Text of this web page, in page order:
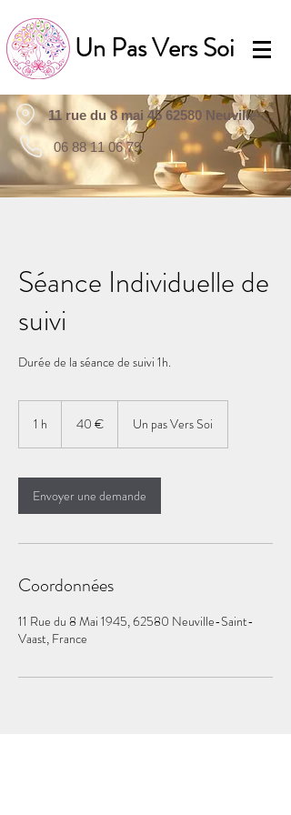
Un Pas Vers Soi
11 rue du 8 mai 45 62580 Neuville-Saint-Vaast
06 88 11 06 79
Séance Individuelle de
suivi
Durée de la séance de suivi 1h.
1 h 40 € Un pas Vers Soi
Envoyer une demande
Coordonnées
11 Rue du 8 Mai 1945, 62580 Neuville-Saint-
Vaast, France